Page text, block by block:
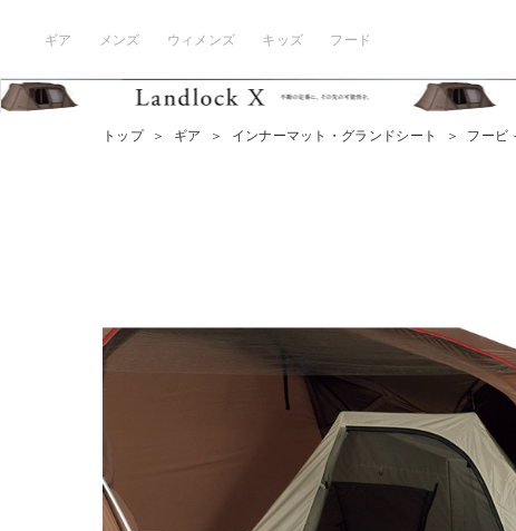
ギア メンズ ウィメンズ キッズ フード
トップ ＞ ギア ＞ インナーマット・グランドシート ＞ フービ